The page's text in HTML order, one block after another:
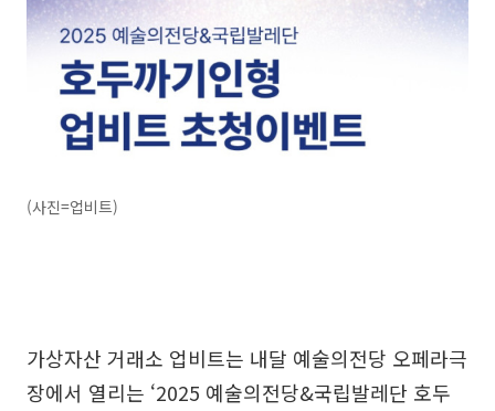
(사진=업비트)
가상자산 거래소 업비트는 내달 예술의전당 오페라극
장에서 열리는 ‘2025 예술의전당&국립발레단 호두